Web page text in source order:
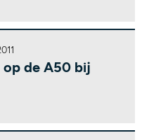
de A50 bij